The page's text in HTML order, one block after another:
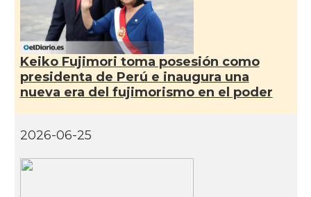
Keiko Fujimori toma posesión como
presidenta de Perú e inaugura una
nueva era del fujimorismo en el poder
2026-06-25